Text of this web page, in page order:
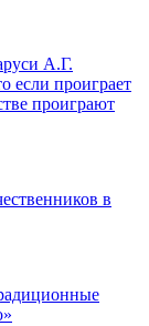
А.Г.
если проиграет
проиграют
в